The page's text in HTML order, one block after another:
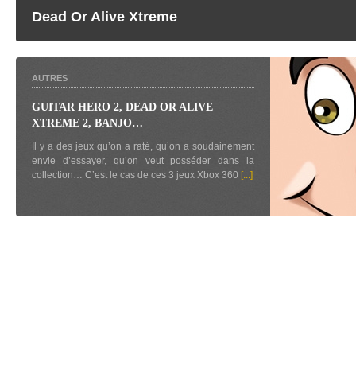
Dead Or Alive Xtreme
AUTRES
GUITAR HERO 2, DEAD OR ALIVE
XTREME 2, BANJO…
Il y a des jeux qu’on a raté, qu’on a soudainement
envie d’essayer, qu’on veut posséder dans la
collection… C’est le cas de ces 3 jeux Xbox 360 [...]